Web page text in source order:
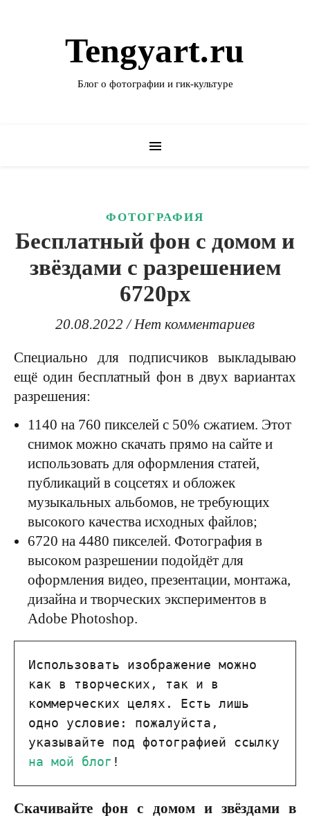
Tengyart.ru
Блог о фотографии и гик-культуре
ФОТОГРАФИЯ
Бесплатный фон с домом и
звёздами с разрешением
6720px
20.08.2022 / Нет комментариев
Специально для подписчиков выкладываю
ещё один бесплатный фон в двух вариантах
разрешения:
1140 на 760 пикселей с 50% сжатием. Этот
снимок можно скачать прямо на сайте и
использовать для оформления статей,
публикаций в соцсетях и обложек
музыкальных альбомов, не требующих
высокого качества исходных файлов;
6720 на 4480 пикселей. Фотография в
высоком разрешении подойдёт для
оформления видео, презентации, монтажа,
дизайна и творческих экспериментов в
Adobe Photoshop.
Использовать изображение можно
как в творческих, так и в
коммерческих целях. Есть лишь
одно условие: пожалуйста,
на мой блог !
Скачивайте фон с домом и звёздами в